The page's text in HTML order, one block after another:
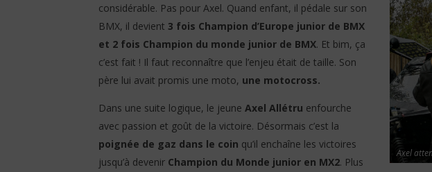
Axel
considérable. Pas pour Axel. Quand enfant, il pédale sur son
BMX, il devient 3 fois Champion d’Europe junior de BMX
et 2 fois Champion du monde junior de BMX. Et bim, ça
c’est fait ! Il faut reconnaître que l’enjeu était de taille. Son
père lui avait promis une moto, une motocross.
Dans une suite logique, le jeune Axel Allétru enfourche
avec passion et goût de la victoire. Désormais c’est la
poignée de gaz dans le coin qu’il enchaîne les victoires
jusqu’à devenir Champion du Monde junior en MX2. Plus